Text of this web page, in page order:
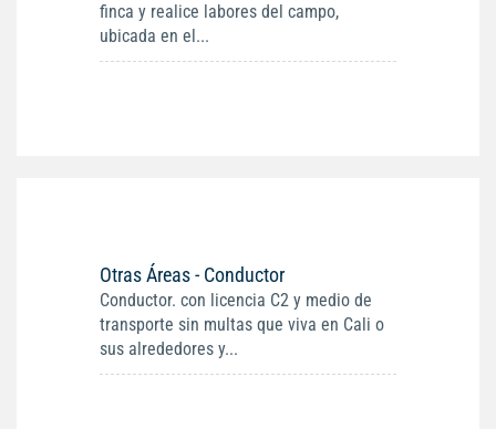
finca y realice labores del campo,
ubicada en el...
Otras Áreas - Conductor
Conductor. con licencia C2 y medio de
transporte sin multas que viva en Cali o
sus alrededores y...